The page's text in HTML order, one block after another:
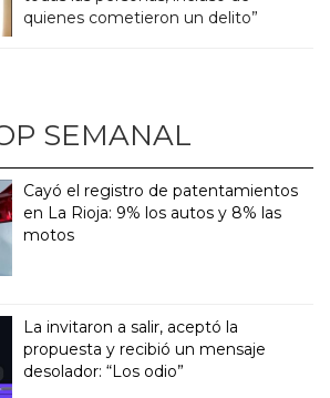
quienes cometieron un delito”
SEMANAL
Cayó el registro de patentamientos
en La Rioja: 9% los autos y 8% las
motos
La invitaron a salir, aceptó la
propuesta y recibió un mensaje
desolador: “Los odio”